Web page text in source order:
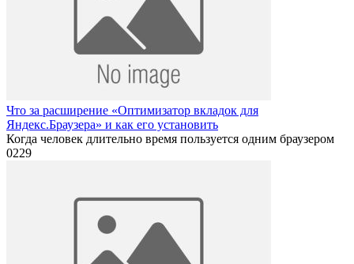
Что за расширение «Оптимизатор вкладок для
Яндекс.Браузера» и как его установить
Когда человек длительно время пользуется одним браузером
0229